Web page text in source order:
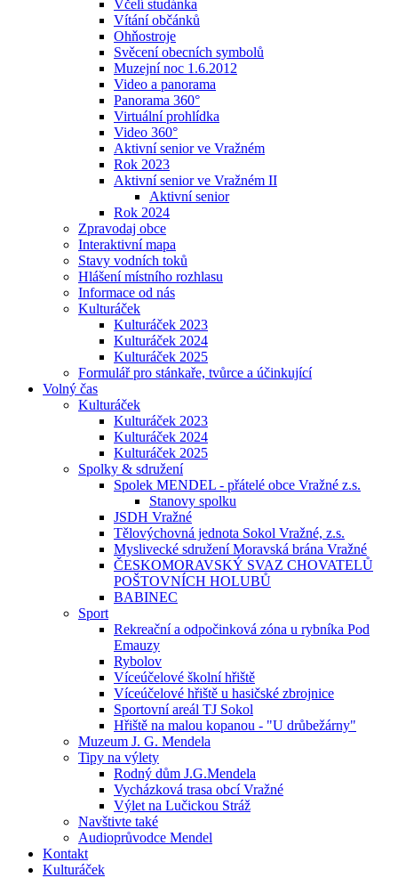
Včelí studánka
Vítání občánků
Ohňostroje
Svěcení obecních symbolů
Muzejní noc 1.6.2012
Video a panorama
Panorama 360°
Virtuální prohlídka
Video 360°
Aktivní senior ve Vražném
Rok 2023
Aktivní senior ve Vražném II
Aktivní senior
Rok 2024
Zpravodaj obce
Interaktivní mapa
Stavy vodních toků
Hlášení místního rozhlasu
Informace od nás
Kulturáček
Kulturáček 2023
Kulturáček 2024
Kulturáček 2025
Formulář pro stánkaře, tvůrce a účinkující
Volný čas
Kulturáček
Kulturáček 2023
Kulturáček 2024
Kulturáček 2025
Spolky & sdružení
Spolek MENDEL - přátelé obce Vražné z.s.
Stanovy spolku
JSDH Vražné
Tělovýchovná jednota Sokol Vražné, z.s.
Myslivecké sdružení Moravská brána Vražné
ČESKOMORAVSKÝ SVAZ CHOVATELŮ
POŠTOVNÍCH HOLUBŮ
BABINEC
Sport
Rekreační a odpočinková zóna u rybníka Pod
Emauzy
Rybolov
Víceúčelové školní hřiště
Víceúčelové hřiště u hasičské zbrojnice
Sportovní areál TJ Sokol
Hřiště na malou kopanou - "U drůbežárny"
Muzeum J. G. Mendela
Tipy na výlety
Rodný dům J.G.Mendela
Vycházková trasa obcí Vražné
Výlet na Lučickou Stráž
Navštivte také
Audioprůvodce Mendel
Kontakt
Kulturáček